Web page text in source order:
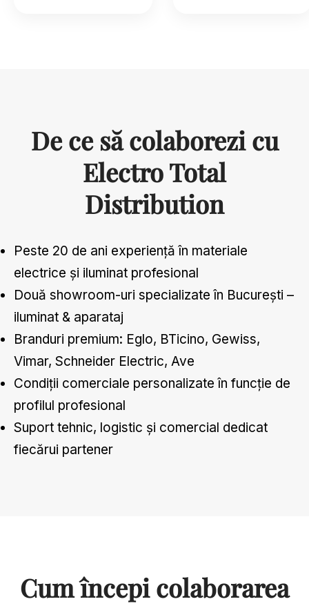
De ce să colaborezi cu
Electro Total
Distribution
Peste 20 de ani experiență în materiale
electrice și iluminat profesional
Două showroom-uri specializate în București –
iluminat & aparataj
Branduri premium: Eglo, BTicino, Gewiss,
Vimar, Schneider Electric, Ave
Condiții comerciale personalizate în funcție de
profilul profesional
Suport tehnic, logistic și comercial dedicat
fiecărui partener
Cum începi colaborarea